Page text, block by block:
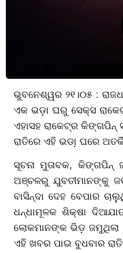
ଭୁବନେଶ୍ୱର ୨୧।୦୫ :
ଏକ ଭଡ଼ା ଘରୁ ସେକ୍ସ
ଏହାସହ ରାକେଟ୍ର କିଙ୍ଗପିନ୍
ରାତିରେ ଏହି ଭଡା଼ ଘରେ
ସୂଚନା ମୁତାବକ, କିଙ୍ଗପିନ୍
ଅଞ୍ଚଳରୁ ଯୁବତୀମାନଙ୍କୁ
ବାସିନ୍ଦା ଦେହ ବେପାର
ଧନ୍ଧାମୂଳକ ଶିକ୍ଷା
ଲୋକମାନଙ୍କ ଭିଡ଼ ଜମୁଥିଲା
ଏହି ଖବର ପାଇ ବୁଧବାର